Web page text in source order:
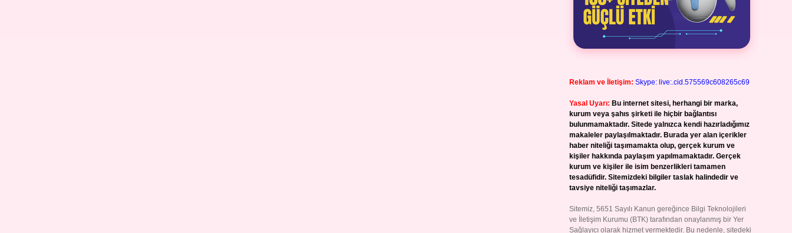
Reklam ve İletişim: Skype: live:.cid.575569c608265c69
Yasal Uyarı: Bu internet sitesi, herhangi bir marka,
kurum veya şahıs şirketi ile hiçbir bağlantısı
bulunmamaktadır. Sitede yalnızca kendi hazırladığımız
makaleler paylaşılmaktadır. Burada yer alan içerikler
haber niteliği taşımamakta olup, gerçek kurum ve
kişiler hakkında paylaşım yapılmamaktadır. Gerçek
kurum ve kişiler ile isim benzerlikleri tamamen
tesadüfidir. Sitemizdeki bilgiler taslak halindedir ve
tavsiye niteliği taşımazlar.
Sitemiz, 5651 Sayılı Kanun gereğince Bilgi Teknolojileri
ve İletişim Kurumu (BTK) tarafından onaylanmış bir Yer
Sağlayıcı olarak hizmet vermektedir. Bu nedenle, sitedeki